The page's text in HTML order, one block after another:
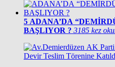
5 ADANA’DA
BAŞLIYOR ? 3185 kez